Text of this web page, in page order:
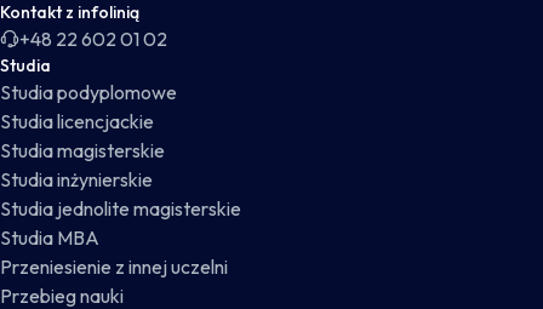
Kontakt z infolinią
+48 22 602 01 02
Studia
Studia podyplomowe
Studia licencjackie
Studia magisterskie
Studia inżynierskie
Studia jednolite magisterskie
Studia MBA
Przeniesienie z innej uczelni
Przebieg nauki